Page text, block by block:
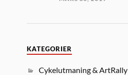
KATEGORIER
Cykelutmaning & ArtRally